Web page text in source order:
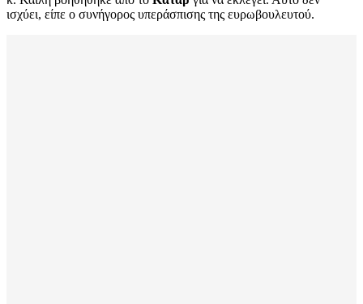
ισχύει, είπε ο συνήγορος υπεράσπισης της ευρωβουλευτού.